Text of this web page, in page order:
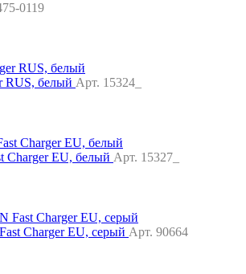
0119
RUS, белый Арт. 15324_
Charger EU, белый Арт. 15327_
Charger EU, серый Арт. 90664